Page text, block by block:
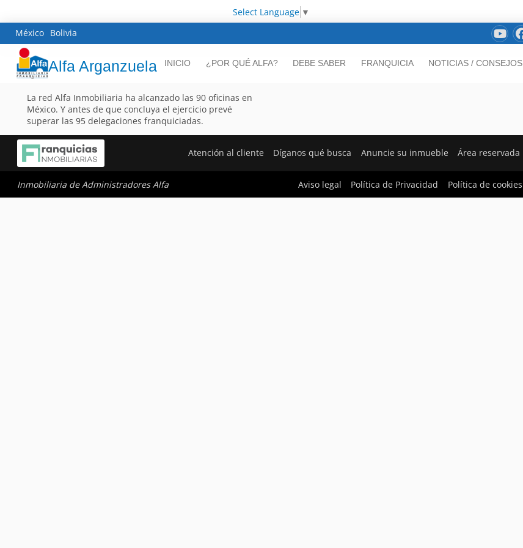
Select Language ▼
México Bolivia
Alfa Arganzuela INICIO ¿POR QUÉ ALFA? DEBE SABER FRANQUICIA NOTICIAS / CONSEJOS
La red Alfa Inmobiliaria ha alcanzado las 90 oficinas en
México. Y antes de que concluya el ejercicio prevé
superar las 95 delegaciones franquiciadas.
Atención al cliente Díganos qué busca Anuncie su inmueble Área reservada
Inmobiliaria de Administradores Alfa Aviso legal Política de Privacidad Política de cookies